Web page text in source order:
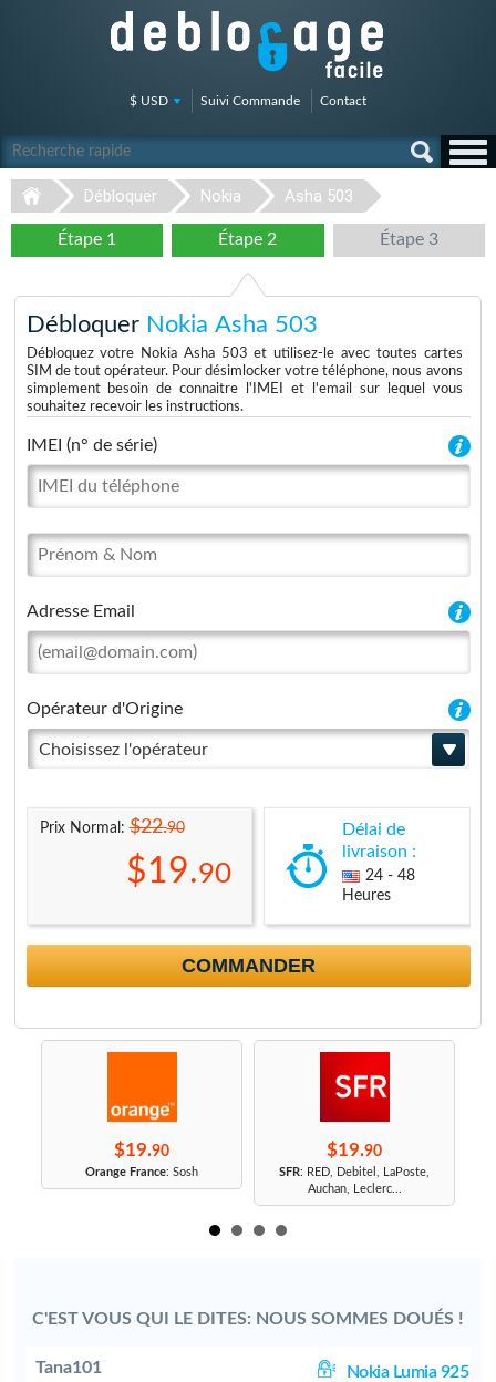
$ USD Suivi Commande Contact
Débloquer Nokia Asha 503
Étape 1 Étape 2 Étape 3
Débloquer Nokia Asha 503
Débloquez votre Nokia Asha 503 et utilisez-le avec toutes cartes
SIM de tout opérateur. Pour désimlocker votre téléphone, nous avons
simplement besoin de connaitre l'IMEI et l'email sur lequel vous
souhaitez recevoir les instructions.
IMEI (n° de série)
Adresse Email
Opérateur d'Origine
Choisissez l'opérateur
Prix Normal:$22.90
$19.90
Délai de
livraison :
24 - 48
Heures
COMMANDER
$19.90
Orange France: Sosh
$19.90
SFR: RED, Debitel, LaPoste,
Auchan, Leclerc...
C'EST VOUS QUI LE DITES: NOUS SOMMES DOUÉS !
Tana101 Nokia Lumia 925